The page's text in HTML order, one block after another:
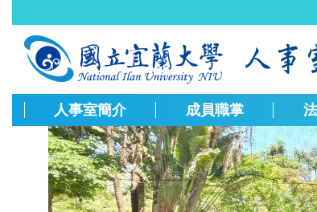
到
容
人事室簡介 成員職掌